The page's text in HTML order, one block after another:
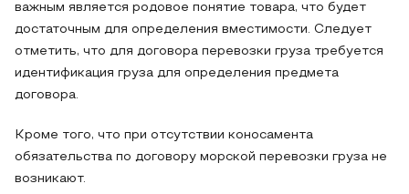
важным является родовое понятие товара, что будет
достаточным для определения вместимости. Следует
отметить, что для договора перевозки груза требуется
идентификация груза для определения предмета
договора.
Кроме того, что при отсутствии коносамента
обязательства по договору морской перевозки груза не
возникают.